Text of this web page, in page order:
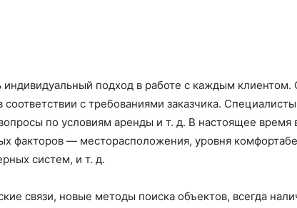
подход в работе с каждым
с требованиями заказчика.
по условиям аренды и т. д. В настоящее время
факторов — месторасположения, уровня
систем, и т. д.
связи, новые методы поиска объектов, всегда